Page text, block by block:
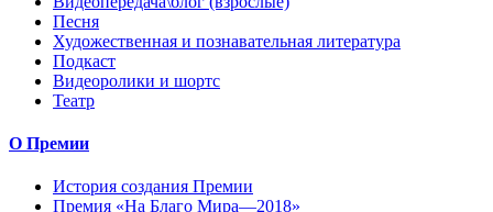
Песня
Художественная и познавательная литература
Подкаст
Видеоролики и шортс
Театр
О Премии
История создания Премии
Премия «На Благо Мира—2018»